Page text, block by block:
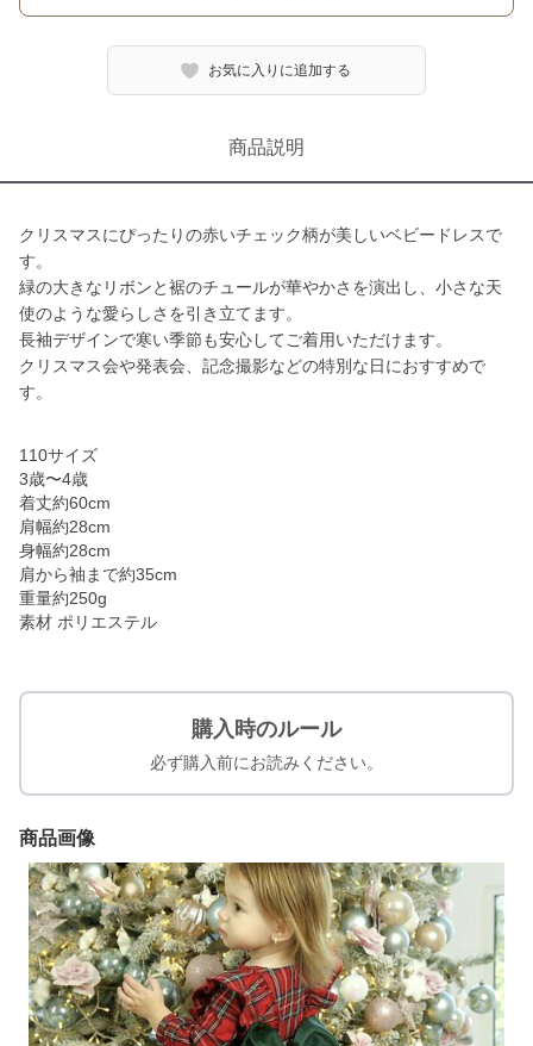
お気に入りに追加する
商品説明
クリスマスにぴったりの赤いチェック柄が美しいベビードレスで
す。
緑の大きなリボンと裾のチュールが華やかさを演出し、小さな天
使のような愛らしさを引き立てます。
長袖デザインで寒い季節も安心してご着用いただけます。
クリスマス会や発表会、記念撮影などの特別な日におすすめで
す。
110サイズ
3歳〜4歳
着丈約60cm
肩幅約28cm
身幅約28cm
肩から袖まで約35cm
重量約250g
素材 ポリエステル
購入時のルール
必ず購入前にお読みください。
商品画像